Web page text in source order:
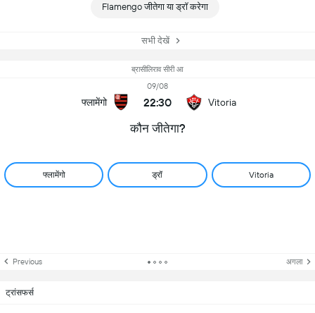
Flamengo जीतेगा या ड्रॉ करेगा
सभी देखें
ब्रासीलिराव सीरी आ
फ्लामेंगो
09/08
22:30 Vitoria
कौन जीतेगा?
फ्लामेंगो ड्रॉ Vitoria
Previous अगला
ट्रांसफर्स